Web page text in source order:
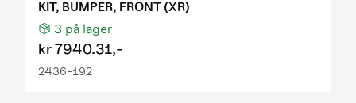
KIT, BUMPER, FRONT (XR)
3 på lager
kr7940.31,-
2436-192